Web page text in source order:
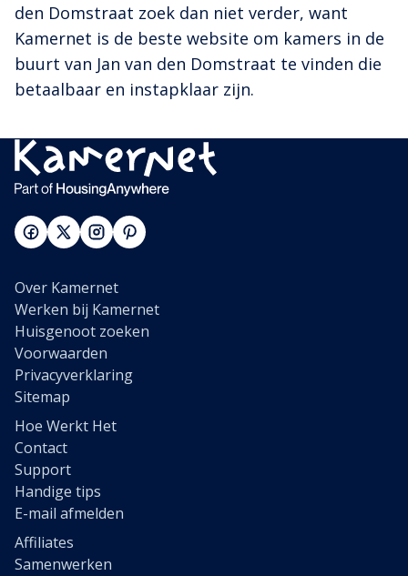
den Domstraat zoek dan niet verder, want
Kamernet is de beste website om kamers in de
buurt van Jan van den Domstraat te vinden die
betaalbaar en instapklaar zijn.
Over Kamernet
Werken bij Kamernet
Huisgenoot zoeken
Voorwaarden
Privacyverklaring
Sitemap
Hoe Werkt Het
Contact
Support
Handige tips
E-mail afmelden
Affiliates
Samenwerken